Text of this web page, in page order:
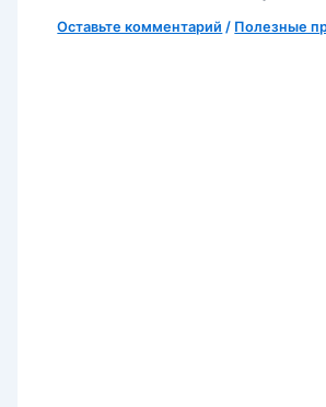
Оставьте комментарий / Полезные